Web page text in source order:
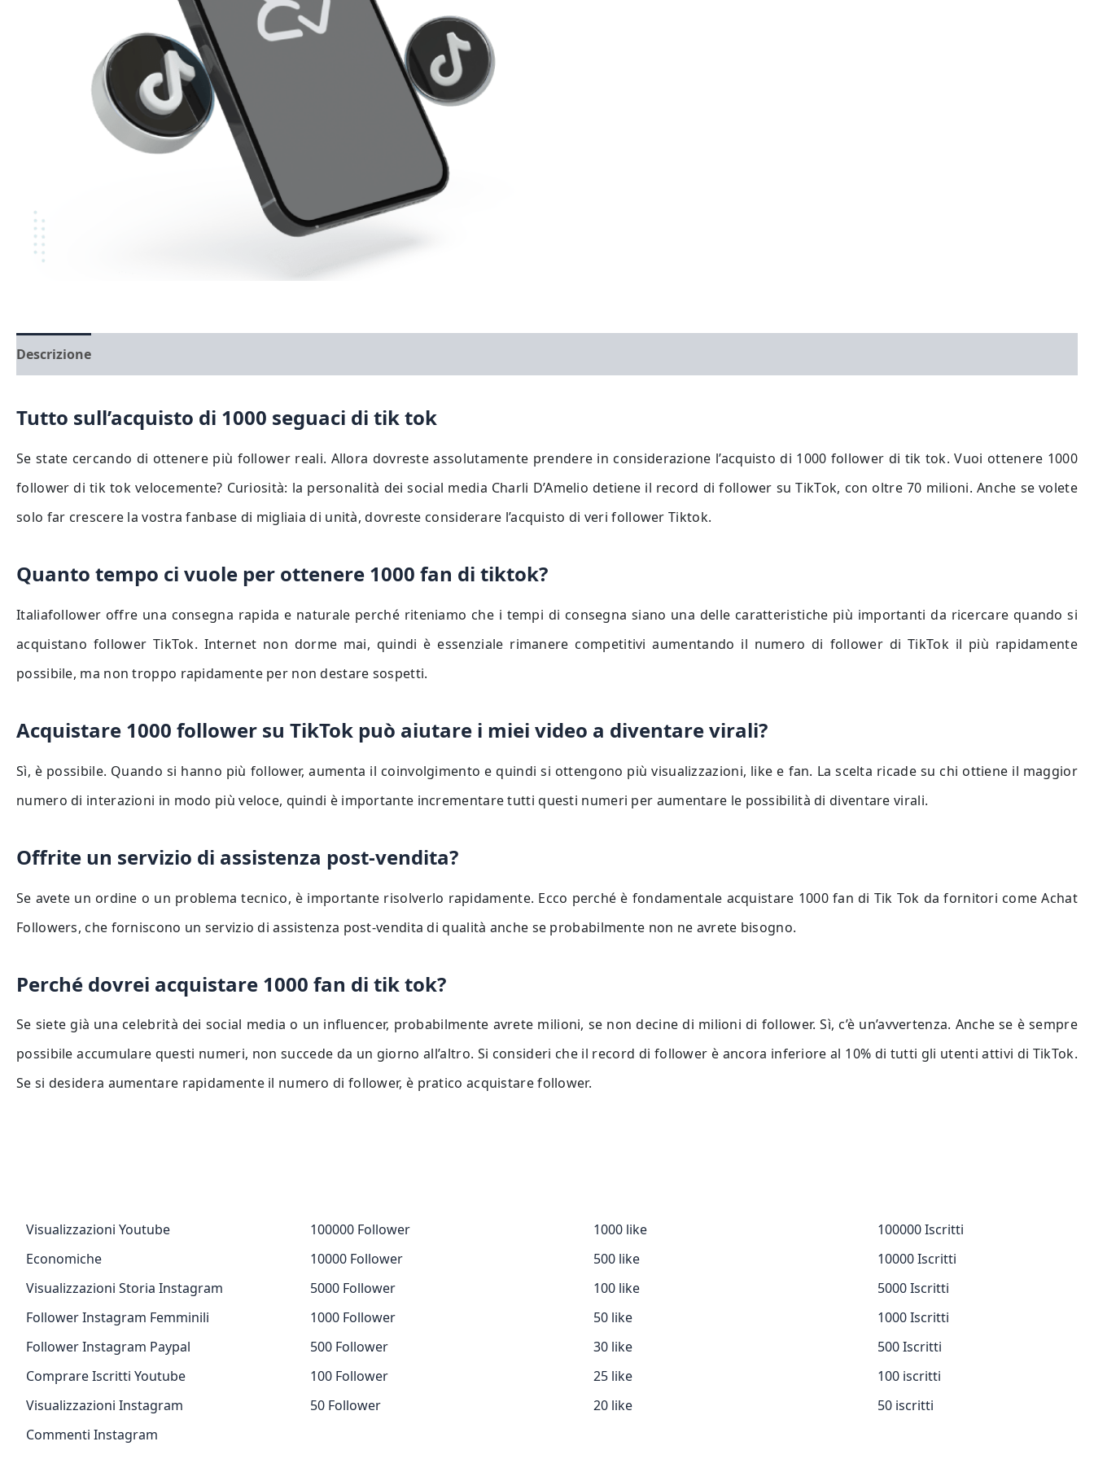
Descrizione
Tutto sull’acquisto di 1000 seguaci di tik tok
Se state cercando di ottenere più follower reali. Allora dovreste assolutamente prendere in considerazione l’acquisto di 1000 follower di tik tok. Vuoi ottenere 1000
follower di tik tok velocemente? Curiosità: la personalità dei social media Charli D’Amelio detiene il record di follower su TikTok, con oltre 70 milioni. Anche se volete
solo far crescere la vostra fanbase di migliaia di unità, dovreste considerare l’acquisto di veri follower Tiktok.
Quanto tempo ci vuole per ottenere 1000 fan di tiktok?
Italiafollower offre una consegna rapida e naturale perché riteniamo che i tempi di consegna siano una delle caratteristiche più importanti da ricercare quando si
acquistano follower TikTok. Internet non dorme mai, quindi è essenziale rimanere competitivi aumentando il numero di follower di TikTok il più rapidamente
possibile, ma non troppo rapidamente per non destare sospetti.
Acquistare 1000 follower su TikTok può aiutare i miei video a diventare virali?
Sì, è possibile. Quando si hanno più follower, aumenta il coinvolgimento e quindi si ottengono più visualizzazioni, like e fan. La scelta ricade su chi ottiene il maggior
numero di interazioni in modo più veloce, quindi è importante incrementare tutti questi numeri per aumentare le possibilità di diventare virali.
Offrite un servizio di assistenza post-vendita?
Se avete un ordine o un problema tecnico, è importante risolverlo rapidamente. Ecco perché è fondamentale acquistare 1000 fan di Tik Tok da fornitori come Achat
Followers, che forniscono un servizio di assistenza post-vendita di qualità anche se probabilmente non ne avrete bisogno.
Perché dovrei acquistare 1000 fan di tik tok?
Se siete già una celebrità dei social media o un influencer, probabilmente avrete milioni, se non decine di milioni di follower. Sì, c’è un’avvertenza. Anche se è sempre
possibile accumulare questi numeri, non succede da un giorno all’altro. Si consideri che il record di follower è ancora inferiore al 10% di tutti gli utenti attivi di TikTok.
Se si desidera aumentare rapidamente il numero di follower, è pratico acquistare follower.
Visualizzazioni Youtube
Economiche
Visualizzazioni Storia Instagram
Follower Instagram Femminili
Follower Instagram Paypal
Comprare Iscritti Youtube
Visualizzazioni Instagram
Commenti Instagram
100000 Follower
10000 Follower
5000 Follower
1000 Follower
500 Follower
100 Follower
50 Follower
1000 like
500 like
100 like
50 like
30 like
25 like
20 like
100000 Iscritti
10000 Iscritti
5000 Iscritti
1000 Iscritti
500 Iscritti
100 iscritti
50 iscritti